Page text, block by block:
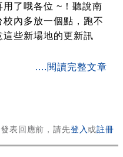
了哦各位 ~！聽說南
內多放一個點，跑不
些新場地的更新訊
....閱讀完整文章
Game Jam 2015 開放
發表回應前，請先登入或註冊